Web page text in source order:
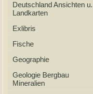
Deutschland Ansichten u.
Landkarten
Exlibris
Fische
Geographie
Geologie Bergbau
Mineralien